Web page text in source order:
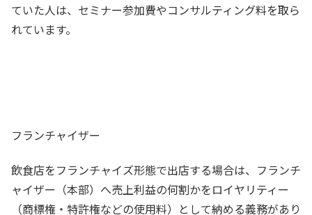
ていた人は、セミナー参加費やコンサルティング料を取ら
れています。
フランチャイザー
飲食店をフランチャイズ形態で出店する場合は、フランチ
ャイザー（本部）へ売上利益の何割かをロイヤリティー
（商標権・特許権などの使用料）として納める義務があり